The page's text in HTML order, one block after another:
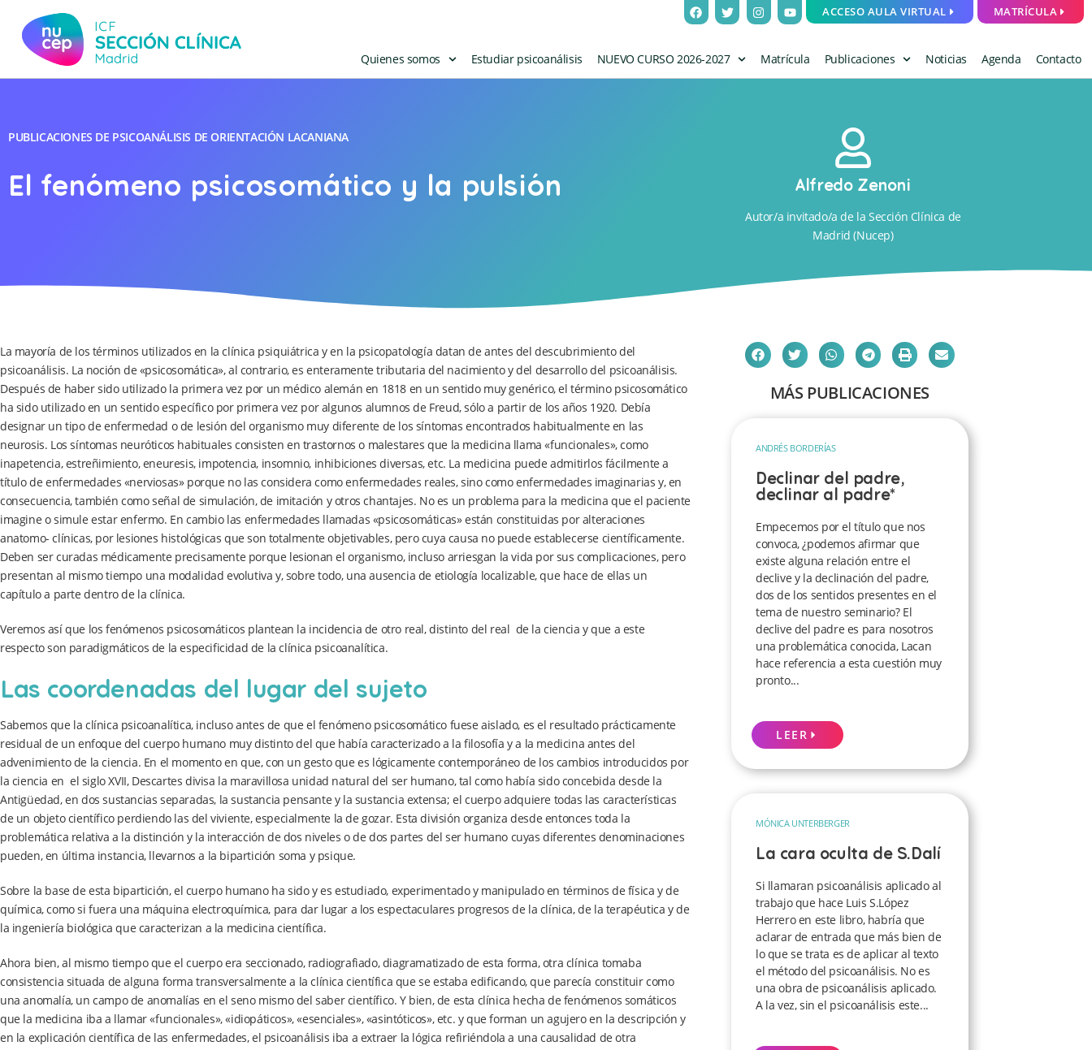
ACCESO AULA VIRTUAL MATRÍCULA
Quienes somos Estudiar psicoanálisis NUEVO CURSO 2026-2027 Matrícula Publicaciones Noticias Agenda Contacto
PUBLICACIONES DE PSICOANÁLISIS DE ORIENTACIÓN LACANIANA
El fenómeno psicosomático y la pulsión Alfredo Zenoni
Autor/a invitado/a de la Sección Clínica de
Madrid (Nucep)
La mayoría de los términos utilizados en la clínica psiquiátrica y en la psicopatología datan de antes del descubrimiento del
psicoanálisis. La noción de «psicosomática», al contrario, es enteramente tributaria del nacimiento y del desarrollo del psicoanálisis.
Después de haber sido utilizado la primera vez por un médico alemán en 1818 en un sentido muy genérico, el término psicosomático
ha sido utilizado en un sentido específico por primera vez por algunos alumnos de Freud, sólo a partir de los años 1920. Debía
designar un tipo de enfermedad o de lesión del organismo muy diferente de los síntomas encontrados habitualmente en las
neurosis. Los síntomas neuróticos habituales consisten en trastornos o malestares que la medicina llama «funcionales», como
inapetencia, estreñimiento, eneuresis, impotencia, insomnio, inhibiciones diversas, etc. La medicina puede admitirlos fácilmente a
título de enfermedades «nerviosas» porque no las considera como enfermedades reales, sino como enfermedades imaginarias y, en
consecuencia, también como señal de simulación, de imitación y otros chantajes. No es un problema para la medicina que el paciente
imagine o simule estar enfermo. En cambio las enfermedades llamadas «psicosomáticas» están constituidas por alteraciones
anatomo- clínicas, por lesiones histológicas que son totalmente objetivables, pero cuya causa no puede establecerse científicamente.
Deben ser curadas médicamente precisamente porque lesionan el organismo, incluso arriesgan la vida por sus complicaciones, pero
presentan al mismo tiempo una modalidad evolutiva y, sobre todo, una ausencia de etiología localizable, que hace de ellas un
capítulo a parte dentro de la clínica.
Veremos así que los fenómenos psicosomáticos plantean la incidencia de otro real, distinto del real de la ciencia y que a este
respecto son paradigmáticos de la especificidad de la clínica psicoanalítica.
Las coordenadas del lugar del sujeto
Sabemos que la clínica psicoanalítica, incluso antes de que el fenómeno psicosomático fuese aislado, es el resultado prácticamente
residual de un enfoque del cuerpo humano muy distinto del que había caracterizado a la filosofía y a la medicina antes del
advenimiento de la ciencia. En el momento en que, con un gesto que es lógicamente contemporáneo de los cambios introducidos por
la ciencia en el siglo XVII, Descartes divisa la maravillosa unidad natural del ser humano, tal como había sido concebida desde la
Antigüedad, en dos sustancias separadas, la sustancia pensante y la sustancia extensa; el cuerpo adquiere todas las características
de un objeto científico perdiendo las del viviente, especialmente la de gozar. Esta división organiza desde entonces toda la
problemática relativa a la distinción y la interacción de dos niveles o de dos partes del ser humano cuyas diferentes denominaciones
pueden, en última instancia, llevarnos a la bipartición soma y psique.
Sobre la base de esta bipartición, el cuerpo humano ha sido y es estudiado, experimentado y manipulado en términos de física y de
química, como si fuera una máquina electroquímica, para dar lugar a los espectaculares progresos de la clínica, de la terapéutica y de
la ingeniería biológica que caracterizan a la medicina científica.
Ahora bien, al mismo tiempo que el cuerpo era seccionado, radiografiado, diagramatizado de esta forma, otra clínica tomaba
consistencia situada de alguna forma transversalmente a la clínica científica que se estaba edificando, que parecía constituir como
una anomalía, un campo de anomalías en el seno mismo del saber científico. Y bien, de esta clínica hecha de fenómenos somáticos
que la medicina iba a llamar «funcionales», «idiopáticos», «esenciales», «asintóticos», etc. y que forman un agujero en la descripción y
en la explicación científica de las enfermedades, el psicoanálisis iba a extraer la lógica refiriéndola a una causalidad de otra
MÁS PUBLICACIONES
ANDRÉS BORDERÍAS
Declinar del padre,
declinar al padre*
Empecemos por el título que nos
convoca, ¿podemos afirmar que
existe alguna relación entre el
declive y la declinación del padre,
dos de los sentidos presentes en el
tema de nuestro seminario? El
declive del padre es para nosotros
una problemática conocida, Lacan
hace referencia a esta cuestión muy
pronto...
LEER
MÓNICA UNTERBERGER
La cara oculta de S.Dalí
Si llamaran psicoanálisis aplicado al
trabajo que hace Luis S.López
Herrero en este libro, habría que
aclarar de entrada que más bien de
lo que se trata es de aplicar al texto
el método del psicoanálisis. No es
una obra de psicoanálisis aplicado.
A la vez, sin el psicoanálisis este...